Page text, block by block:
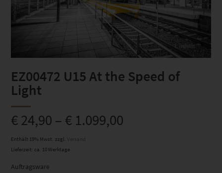
EZ00472 U15 At the Speed of
Light
€24,90 – € 1.099,00
Enthält 19% Mwst. zzgl. Versand
Lieferzeit: ca. 10 Werktage
Auftragsware